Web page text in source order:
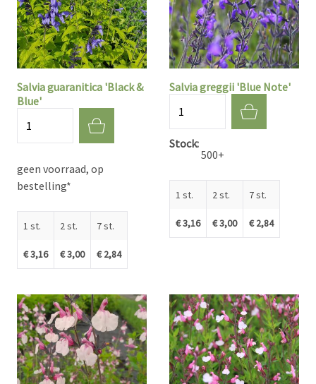
Salvia guaranitica 'Black &
Blue'
geen voorraad, op
bestelling*
1 st.
€ 3,16
2 st.
€ 3,00
7 st.
€ 2,84
Salvia greggii 'Blue Note'
Stock
500+
1 st.
€ 3,16
2 st.
€ 3,00
7 st.
€ 2,84